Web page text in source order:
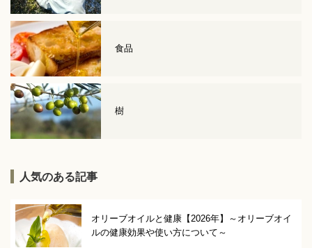
食品
樹
人気のある記事
オリーブオイルと健康【2026年】～オリーブオイ
ルの健康効果や使い方について～